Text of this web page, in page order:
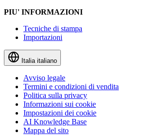
PIU' INFORMAZIONI
Tecniche di stampa
Importazioni
Italia italiano
Avviso legale
Termini e condizioni di vendita
Politica sulla privacy
Informazioni sui cookie
Impostazioni dei cookie
AI Knowledge Base
Mappa del sito